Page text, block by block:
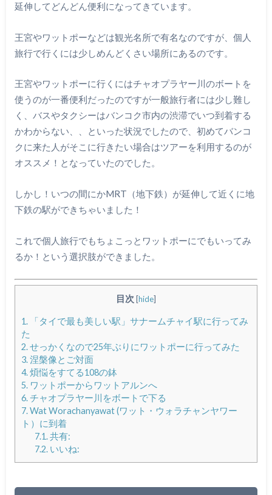
延伸してどんどん便利になってきています。
王宮やワットポーなどは観光名所で有名なのですが、個人
旅行で行くには少しめんどくさい場所にあるのです。
王宮やワットポーに行くにはチャオプラヤー川のボートを
使うのが一番便利だったのですが一般旅行者には少し難し
く、バスやタクシーはバンコク市内の渋滞でいつ到着する
かわからない、、といった状況でしたので、初めてバンコ
クに来た人がそこに行きたい場合はツアーを利用するのが
オススメ！となっていたのでした。
しかし！いつの間にかMRT（地下鉄）が延伸して近くに地
下鉄の駅ができちゃいました！
これで個人旅行でもちょこっとワットポーにでもいってみ
るか！という選択肢ができました。
目次 [hide]
1.「タイで最も美しい駅」サナームチャイ駅に行ってみ
た
2.せっかくなので25年ぶりにワットポーに行ってみた
3.涅槃像とご対面
4.煩悩をすてる108の鉢
5.ワットポーからワットアルンへ
6.チャオプラヤー川をボートで下る
7.Wat Worachanyawat (ワット・ウォラチャンヤワー
ト）に到着
7.1.共有:
7.2.いいね: